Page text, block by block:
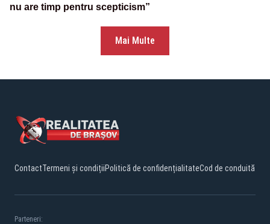
nu are timp pentru scepticism”
Mai Multe
ContactTermeni și condițiiPolitică de confidențialitateCod de conduită
Parteneri: